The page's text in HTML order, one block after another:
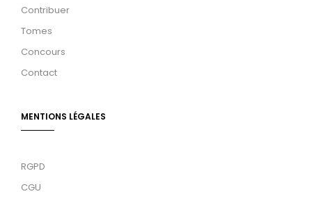
Contribuer
Tomes
Concours
Contact
MENTIONS LÉGALES
RGPD
CGU